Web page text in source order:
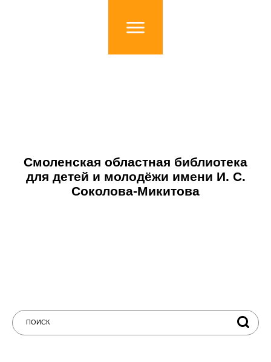
Смоленская областная библиотека
для детей и молодёжи имени И. С.
Соколова-Микитова